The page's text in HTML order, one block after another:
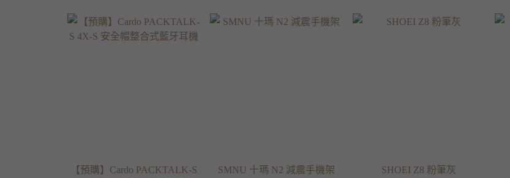
【預購】Cardo PACKTALK-S
SMNU 十瑪 N2 減震手機架
SHOEI Z8 粉筆灰